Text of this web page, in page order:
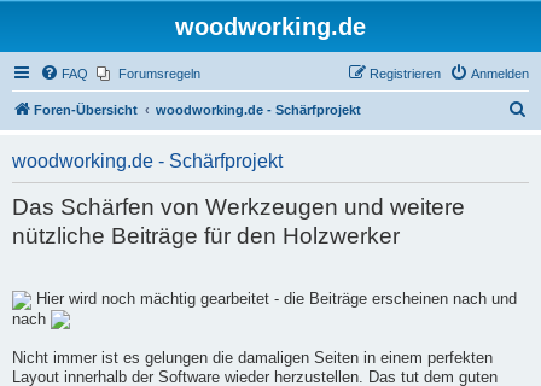
woodworking.de
FAQ Forumsregeln Anmelden
Registrieren
Foren-Übersicht woodworking.de - Schärfprojekt
woodworking.de - Schärfprojekt
Das Schärfen von Werkzeugen und weitere
nützliche Beiträge für den Holzwerker
Hier wird noch mächtig gearbeitet - die Beiträge erscheinen nach und
nach
Nicht immer ist es gelungen die damaligen Seiten in einem perfekten
Layout innerhalb der Software wieder herzustellen. Das tut dem guten